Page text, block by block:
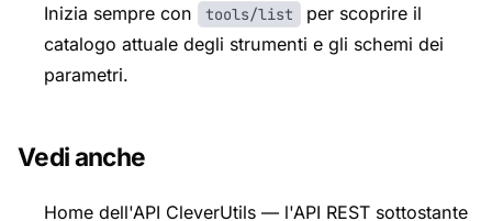
Inizia sempre con
tools/list
per scoprire il
catalogo attuale degli strumenti e gli schemi dei
parametri.
Vedi anche
Home dell'API CleverUtils — l'API REST sottostante